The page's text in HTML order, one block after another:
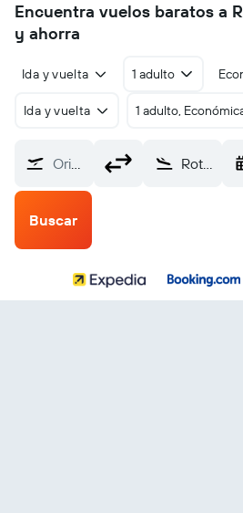
Encuentra vuelos baratos a
y ahorra
Ida y vuelta 1 adulto
Ida y vuelta 1 adulto,
Origen Rotorua (ROT)
Buscar